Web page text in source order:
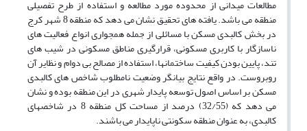
مطالعات میدانی از محدوده مورد مطالعه و استفاده از طرح تفصیلی
منطقه می باشد. یافته های تحقیق نشان می دهد که منطقه 8 شهر کرج
در بخش کالبدی مسکن با مسائلی از جمله همجواری انواع فعالیت های
ناسازگار با کاربری مسکونی، قرارگیری مناطق مسکونی در شیب های
تند، پایین بودن کیفیت ساختمانها، استفاده از مصالح بی دوام و نظایر آن
روبروست. در واقع نتایج بیانگر وضعیت نامطلوب شاخص های کالبدی
مسکن بر اساس اصول توسعه پایدار شهری در این منطقه بوده و نشان
می دهد که (32/55) درصد از مساحت کل منطقه 8 در شاخصهای
کالبدی، به عنوان منطقه سکونتی ناپایدار می باشند.